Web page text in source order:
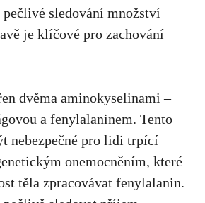
sledování množství​
je klíčové pro ⁢zachování
⁢dvěma aminokyselinami –
a fenylalaninem. Tento
nebezpečné pro lidi trpící
onemocněním, které
těla zpracovávat fenylalanin.